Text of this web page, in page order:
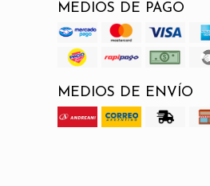
MEDIOS DE PAGO
MEDIOS DE ENVÍO